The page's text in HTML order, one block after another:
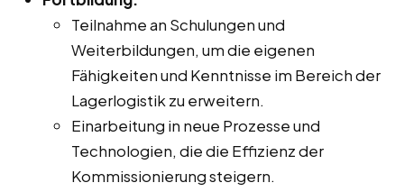
Teilnahme an Schulungen und
Weiterbildungen, um die eigenen
Fähigkeiten und Kenntnisse im Bereich der
Lagerlogistik zu erweitern.
Einarbeitung in neue Prozesse und
Technologien, die die Effizienz der
Kommissionierung steigern.